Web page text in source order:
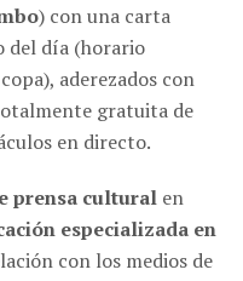
) con una carta
del día (horario
aderezados con
gratuita de
en directo.
prensa cultural en
especializada en
con los medios de